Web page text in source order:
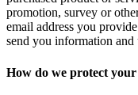
promotion, survey or
email address you
send you information and
How do we protect